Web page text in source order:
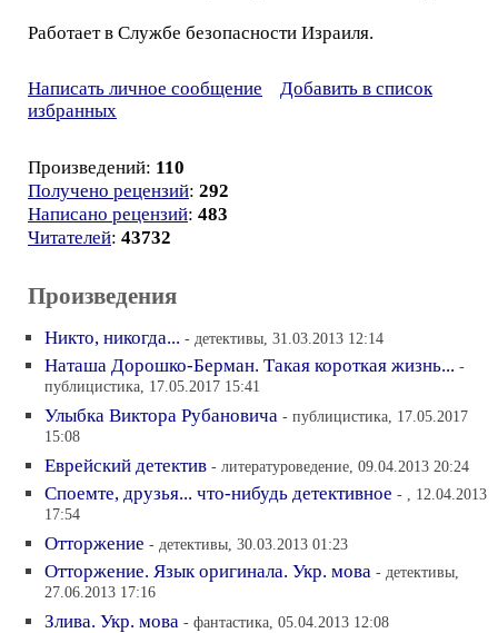
Работает в Службе безопасности Израиля.
Написать личное сообщение
Добавить в список
избранных
Произведений: 110
Получено рецензий: 292
Написано рецензий: 483
Читателей: 43732
Произведения
Никто, никогда... - детективы, 31.03.2013 12:14
Наташа Дорошко-Берман. Такая короткая жизнь... -
публицистика, 17.05.2017 15:41
Улыбка Виктора Рубановича - публицистика, 17.05.2017
15:08
Еврейский детектив - литературоведение, 09.04.2013 20:24
Споемте, друзья... что-нибудь детективное - , 12.04.2013
17:54
Отторжение - детективы, 30.03.2013 01:23
Отторжение. Язык оригинала. Укр. мова - детективы,
27.06.2013 17:16
Злива. Укр. мова - фантастика, 05.04.2013 12:08